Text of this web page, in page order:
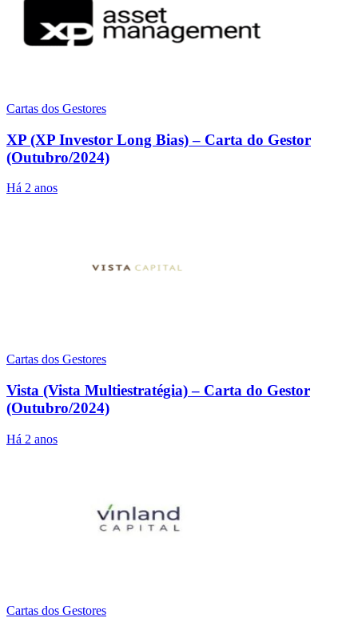
Cartas dos Gestores
XP (XP Investor Long Bias) – Carta do Gestor
(Outubro/2024)
Há 2 anos
Cartas dos Gestores
Vista (Vista Multiestratégia) – Carta do Gestor
(Outubro/2024)
Há 2 anos
Cartas dos Gestores